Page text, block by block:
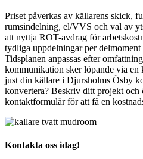
Priset påverkas av källarens skick,
rumsindelning, el/VVS och val av
att nyttja ROT-avdrag för
tydliga uppdelningar per
Tidsplanen anpassas efter
kommunikation sker löpande via
just din källare i Djursholms Ösby
konvertera? Beskriv ditt projekt och
kontaktformulär för att få en
Kontakta oss idag!